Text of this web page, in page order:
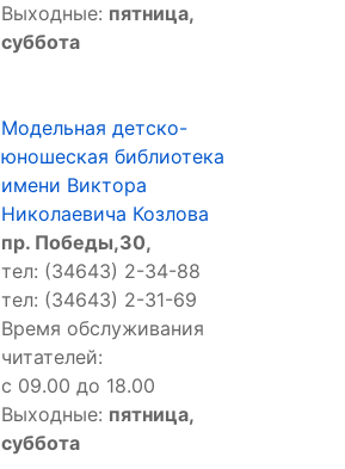
Выходные: пятница,
суббота
Модельная детско-
юношеская библиотека
имени Виктора
Николаевича Козлова
пр. Победы,30,
тел: (34643) 2-34-88
тел: (34643) 2-31-69
Время обслуживания
читателей:
с 09.00 до 18.00
Выходные: пятница,
суббота